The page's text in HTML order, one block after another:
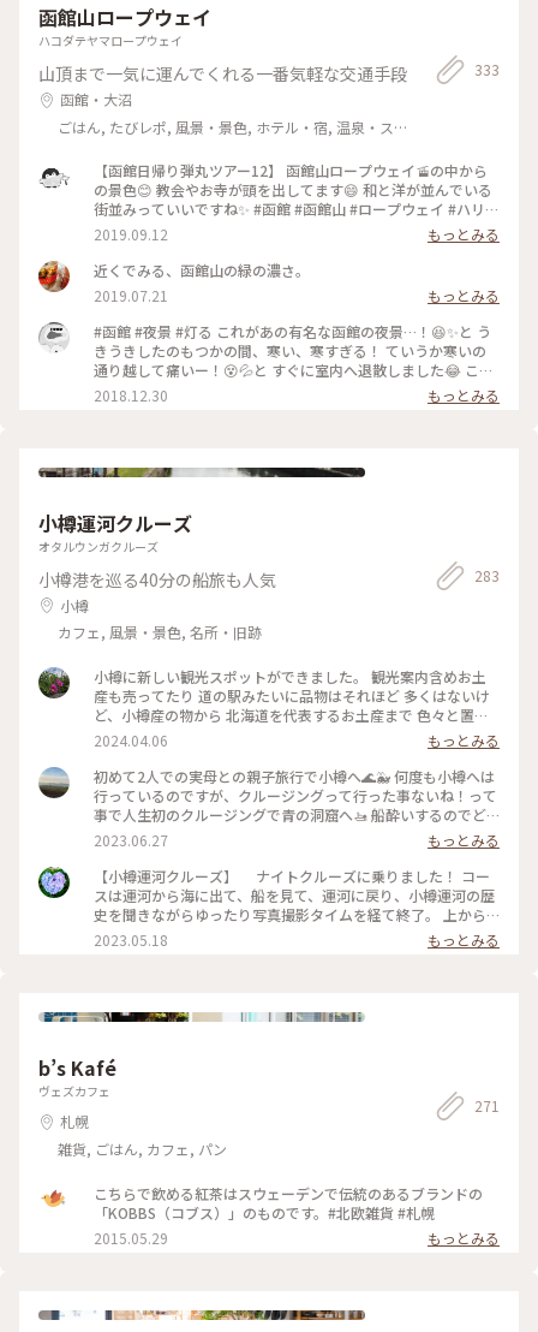
函館山ロープウェイ
ハコダテヤマロープウェイ
山頂まで一気に運んでくれる一番気軽な交通手段
函館・大沼
ごはん, たびレポ, 風景・景色, ホテル・宿, 温泉・ス
333
【函館日帰り弾丸ツアー12】 函館山ロープウェイ🚡の中から
の景色😊 教会やお寺が頭を出してます😄 和と洋が並んでいる
街並みっていいですね✨ #函館 #函館山 #ロープウェイ #ハリス
トス正教会 #真宗大谷派東本願寺函館別院 #カトリック函館元
町教会 #ガラスの反射は許してちょ
2019.09.12
もっとみる
近くでみる、函館山の緑の濃さ。
2019.07.21
もっとみる
#函館 #夜景 #灯る これがあの有名な函館の夜景…！😆✨と う
きうきしたのもつかの間、寒い、寒すぎる！ ていうか寒いの
通り越して痛いー！😵💦と すぐに室内へ退散しました😂 この
写真を撮ったのが16時45分でしたが、 沖縄に住んでると17時
前に陽が沈むなんて 考えられないことで、日没の早さにも 驚
2018.12.30 もっとみる
小樽運河クルーズ
オタルウンガクルーズ
小樽港を巡る40分の船旅も人気
小樽
カフェ, 風景・景色, 名所・旧跡
283
小樽に新しい観光スポットができました。 観光案内含めお土
産も売ってたり 道の駅みたいに品物はそれほど 多くはないけ
ど、小樽産の物から 北海道を代表するお土産まで 色々と置い
てました 外にはコンテナで作られた カフェがあり ルタオのア
イスクリームや ハンバーガー屋さんなど お洒落な感じが漂っ
てました 最後に小樽に貢献しようと 何品が買いまして 今から
食べるのが楽しみです✨✨✨
2024.04.06
もっとみる
初めて2人での実母との親子旅行で小樽へ🌊🐳 何度も小樽へは
行っているのですが、クルージングって行った事ないね！って
事で人生初のクルージングで青の洞窟へ🚤 船酔いするのでど
うなるか心配でしたが、そんな心配を他所にガイドのお兄さん
はビュンビュン飛ばし日本海へ…😂🌊 小樽水族館を海側から
眺めながら、20分ほど走ると神秘的な青の洞窟へ到着！！ 洞
窟の中は暗いのに水の中は青く光っていました✨✨（上手く写
真が撮れませんでした😂） 帰り道はカモメさんへの餌やり
（かっぱえびせんです笑）船の速さに合わせて間近で飛んでる
姿が何だか素敵でした😉 空と海が同じくらい青く、普段見れ
2023.06.27
もっとみる
【小樽運河クルーズ】 ナイトクルーズに乗りました！ コー
スは運河から海に出て、船を見て、運河に戻り、小樽運河の歴
史を聞きながらゆったり写真撮影タイムを経て終了。 上から
眺めるのも良いですが、間近で見るとまた違った視点も見られ
ますし、歴史を解説してもらうと本当に昔からこの姿なんだと
#私のことりっぷ旅 #レトロな街 #小樽 #小樽市 #小樽運河 #小
2023.05.18 もっとみる
b’s Kafé
ヴェズカフェ
札幌
雑貨, ごはん, カフェ, パン
271
こちらで飲める紅茶はスウェーデンで伝統のあるブランドの
「KOBBS（コブス）」のものです。#北欧雑貨 #札幌
2015.05.29
もっとみる